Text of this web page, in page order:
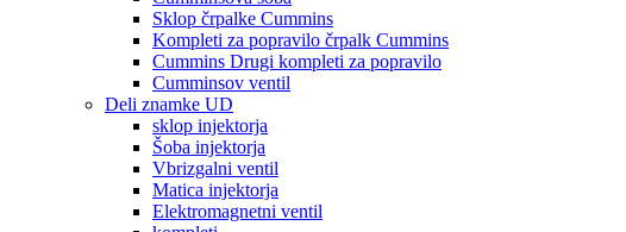
Sklop črpalke Cummins
Kompleti za popravilo črpalk Cummins
Cummins Drugi kompleti za popravilo
Cumminsov ventil
Deli znamke UD
sklop injektorja
Šoba injektorja
Vbrizgalni ventil
Matica injektorja
Elektromagnetni ventil